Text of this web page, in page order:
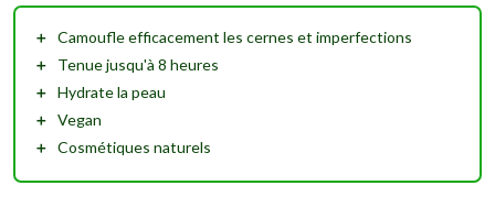
＋ Camoufleefficacement les cernes et imperfections
＋
Tenue jusqu'à 8 heures
＋ Hydrate la peau
＋ Vegan
＋ Cosmétiques naturels